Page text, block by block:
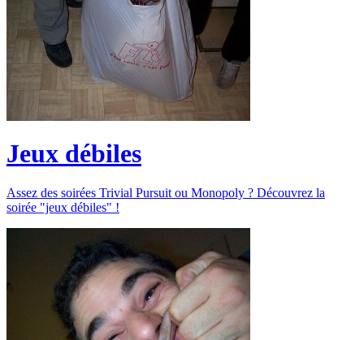
Jeux débiles
Assez des soirées Trivial Pursuit ou Monopoly ? Découvrez la
soirée "jeux débiles" !